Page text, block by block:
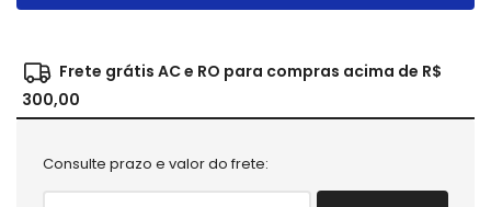
Frete grátis AC e RO para compras acima de R$
300,00
Consulte prazo e valor do frete: